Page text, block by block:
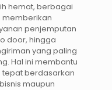
hemat, berbagai
memberikan
penjemputan
door, hingga
yang paling
Hal ini membantu
berdasarkan
maupun